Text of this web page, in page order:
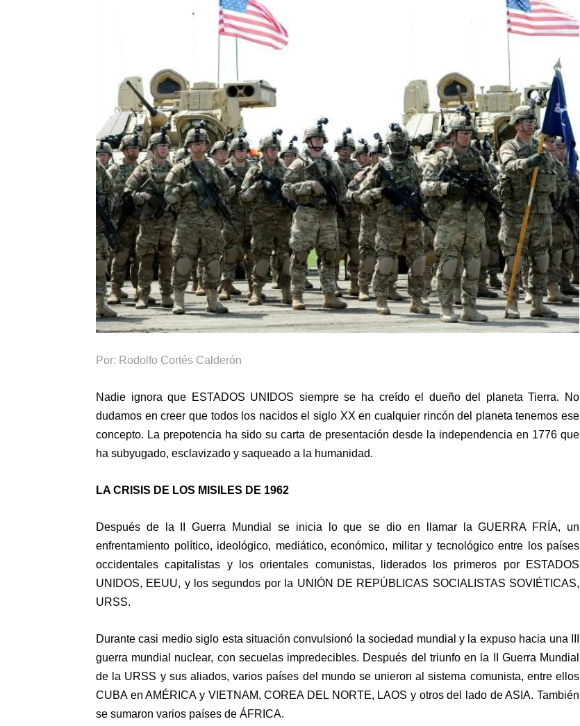
Por: Rodolfo Cortés Calderón
Nadie ignora que ESTADOS UNIDOS siempre se ha creído el dueño del planeta Tierra. No
dudamos en creer que todos los nacidos el siglo XX en cualquier rincón del planeta tenemos ese
concepto. La prepotencia ha sido su carta de presentación desde la independencia en 1776 que
ha subyugado, esclavizado y saqueado a la humanidad.
LA CRISIS DE LOS MISILES DE 1962
Después de la II Guerra Mundial se inicia lo que se dio en llamar la GUERRA FRÍA, un
enfrentamiento político, ideológico, mediático, económico, militar y tecnológico entre los países
occidentales capitalistas y los orientales comunistas, liderados los primeros por ESTADOS
UNIDOS, EEUU, y los segundos por la UNIÓN DE REPÚBLICAS SOCIALISTAS SOVIÉTICAS,
URSS.
Durante casi medio siglo esta situación convulsionó la sociedad mundial y la expuso hacia una III
guerra mundial nuclear, con secuelas impredecibles. Después del triunfo en la II Guerra Mundial
de la URSS y sus aliados, varios países del mundo se unieron al sistema comunista, entre ellos
CUBA en AMÉRICA y VIETNAM, COREA DEL NORTE, LAOS y otros del lado de ASIA. También
se sumaron varios países de ÁFRICA.